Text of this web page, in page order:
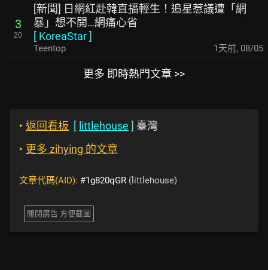
3
20
[新聞] 日網紅赴韓直播輕生！追星惹議遭「網
暴」想不開…網痛心省
[ KoreaStar]
Teentop 1天前, 08/05
更多 即時熱門文章 >>
‣ 返回看板 [ littlehouse ] 臺灣
‣ 更多 zihying 的文章
文章代碼(AID): #1g820qGR (littlehouse)
關閉廣告 方便截圖